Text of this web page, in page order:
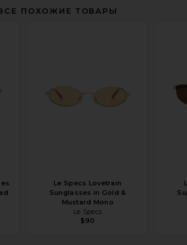
ПОХОЖИЕ ТОВАРЫ
Le Specs Lovetrain
Sunglasses in Gold &
Mustard Mono
Le Specs
$90